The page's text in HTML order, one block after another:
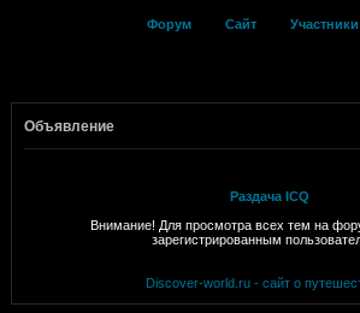
Форум Сайт Участники
Объявление
Раздача ICQ
Внимание! Для просмотра всех тем на
зарегистрированным
Discover-world.ru - сайт о